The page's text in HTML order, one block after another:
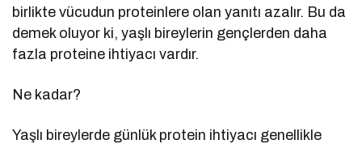
birlikte vücudun proteinlere olan yanıtı azalır. Bu da
demek oluyor ki, yaşlı bireylerin gençlerden daha
fazla proteine ihtiyacı vardır.
Ne kadar?
Yaşlı bireylerde günlük protein ihtiyacı genellikle